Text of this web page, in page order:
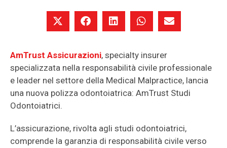
AmTrust Assicurazioni, specialty insurer
specializzata nella responsabilità civile professionale
e leader nel settore della Medical Malpractice, lancia
una nuova polizza odontoiatrica: AmTrust Studi
Odontoiatrici.
L’assicurazione, rivolta agli studi odontoiatrici,
comprende la garanzia di responsabilità civile verso